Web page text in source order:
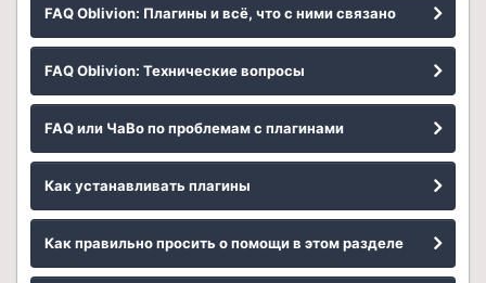
FAQ Oblivion: Плагины и всё, что с ними связано
FAQ Oblivion: Технические вопросы
FAQ или ЧаВо по проблемам с плагинами
Как устанавливать плагины
Как правильно просить о помощи в этом разделе